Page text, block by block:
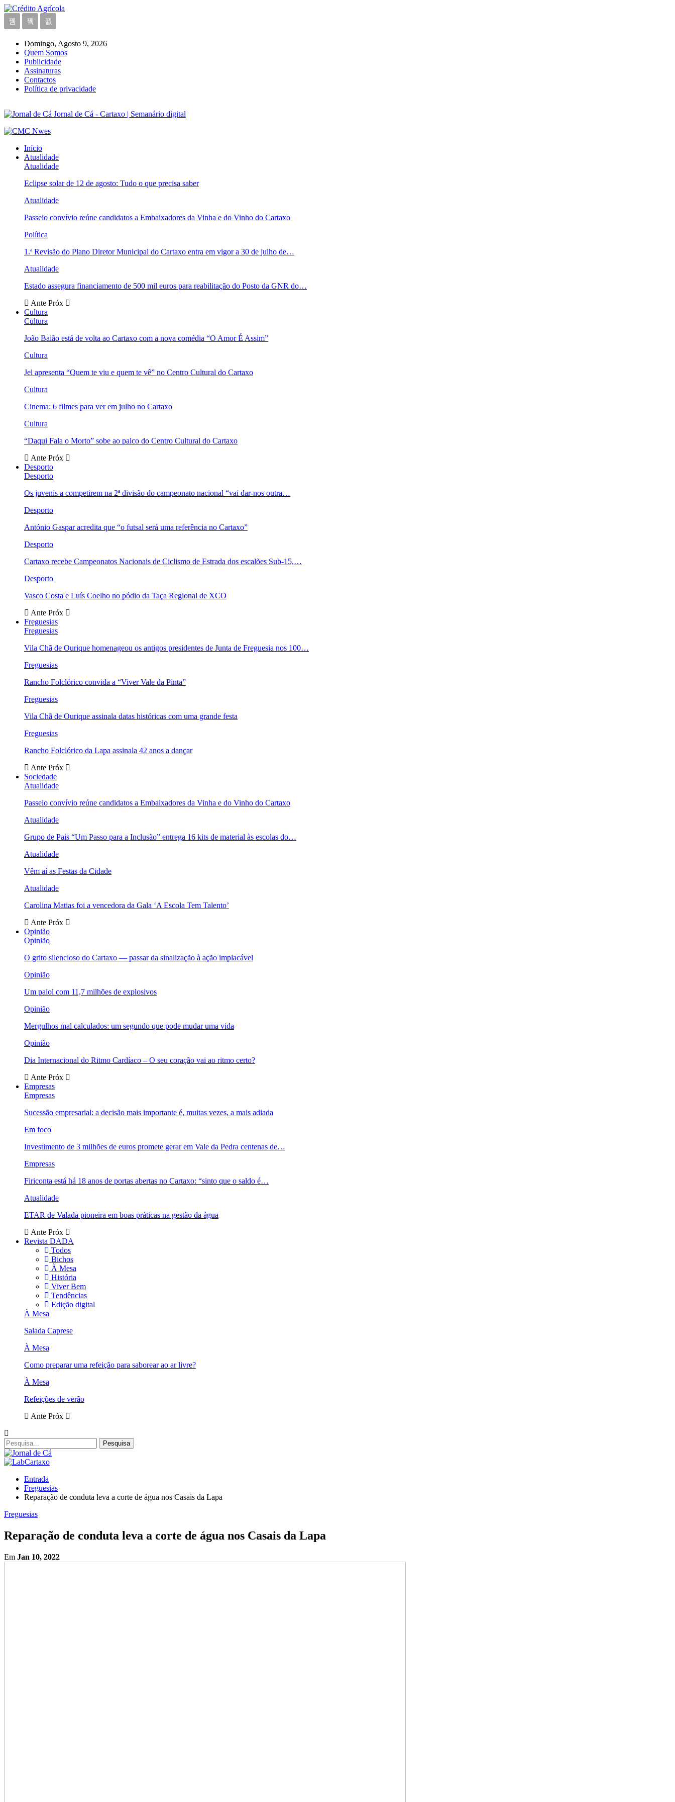
Domingo, Agosto 9, 2026
Quem Somos
Publicidade
Assinaturas
Contactos
Política de privacidade
Jornal de Cá - Cartaxo | Semanário digital
Início
Atualidade
Atualidade
Eclipse solar de 12 de agosto: Tudo o que precisa saber
Atualidade
Passeio convívio reúne candidatos a Embaixadores da Vinha e do Vinho do Cartaxo
Política
1.ª Revisão do Plano Diretor Municipal do Cartaxo entra em vigor a 30 de julho de…
Atualidade
Estado assegura financiamento de 500 mil euros para reabilitação do Posto da GNR do…
Ante Próx
Cultura
Cultura
João Baião está de volta ao Cartaxo com a nova comédia “O Amor É Assim”
Cultura
Jel apresenta “Quem te viu e quem te vê” no Centro Cultural do Cartaxo
Cultura
Cinema: 6 filmes para ver em julho no Cartaxo
Cultura
“Daqui Fala o Morto” sobe ao palco do Centro Cultural do Cartaxo
Ante Próx
Desporto
Desporto
Os juvenis a competirem na 2ª divisão do campeonato nacional “vai dar-nos outra…
Desporto
António Gaspar acredita que “o futsal será uma referência no Cartaxo”
Desporto
Cartaxo recebe Campeonatos Nacionais de Ciclismo de Estrada dos escalões Sub-15,…
Desporto
Vasco Costa e Luís Coelho no pódio da Taça Regional de XCO
Ante Próx
Freguesias
Freguesias
Vila Chã de Ourique homenageou os antigos presidentes de Junta de Freguesia nos 100…
Freguesias
Rancho Folclórico convida a “Viver Vale da Pinta”
Freguesias
Vila Chã de Ourique assinala datas históricas com uma grande festa
Freguesias
Rancho Folclórico da Lapa assinala 42 anos a dançar
Ante Próx
Sociedade
Atualidade
Passeio convívio reúne candidatos a Embaixadores da Vinha e do Vinho do Cartaxo
Atualidade
Grupo de Pais “Um Passo para a Inclusão” entrega 16 kits de material às escolas do…
Atualidade
Vêm aí as Festas da Cidade
Atualidade
Carolina Matias foi a vencedora da Gala ‘A Escola Tem Talento’
Ante Próx
Opinião
Opinião
O grito silencioso do Cartaxo — passar da sinalização à ação implacável
Opinião
Um paiol com 11,7 milhões de explosivos
Opinião
Mergulhos mal calculados: um segundo que pode mudar uma vida
Opinião
Dia Internacional do Ritmo Cardíaco – O seu coração vai ao ritmo certo?
Ante Próx
Empresas
Empresas
Sucessão empresarial: a decisão mais importante é, muitas vezes, a mais adiada
Em foco
Investimento de 3 milhões de euros promete gerar em Vale da Pedra centenas de…
Empresas
Firiconta está há 18 anos de portas abertas no Cartaxo: “sinto que o saldo é…
Atualidade
ETAR de Valada pioneira em boas práticas na gestão da água
Ante Próx
Revista DADA
Todos
Bichos
À Mesa
História
Viver Bem
Tendências
Edição digital
À Mesa
Salada Caprese
À Mesa
Como preparar uma refeição para saborear ao ar livre?
À Mesa
Refeições de verão
Ante Próx
Entrada
Freguesias
Reparação de conduta leva a corte de água nos Casais da Lapa
Freguesias
Reparação de conduta leva a corte de água nos Casais da Lapa
Em Jan 10, 2022